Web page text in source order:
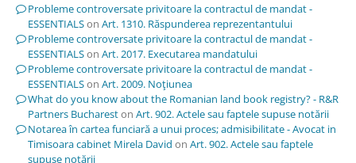
Probleme controversate privitoare la contractul de mandat -
ESSENTIALSon Art. 1310. Răspunderea reprezentantului
Probleme controversate privitoare la contractul de mandat -
ESSENTIALSon Art. 2017. Executarea mandatului
Probleme controversate privitoare la contractul de mandat -
ESSENTIALSon Art. 2009. Noţiunea
What do you know about the Romanian land book registry? - R&R
Partners Buchareston Art. 902. Actele sau faptele supuse notării
Notarea în cartea funciară a unui proces; admisibilitate - Avocat in
Timisoara cabinet Mirela David on Art. 902. Actele sau faptele
supuse notării